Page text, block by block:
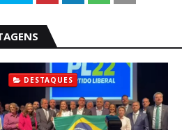
DESTAQUES